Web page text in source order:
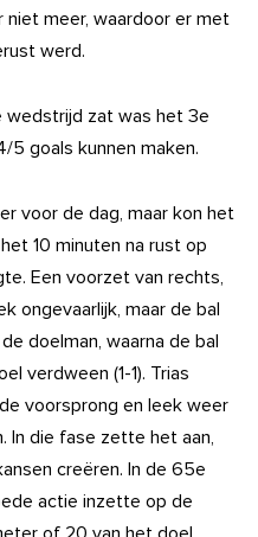
meer, waardoor er met
werd.
zat was het 3e
goals kunnen maken.
voor de dag, maar kon het
10 minuten na rust op
Een voorzet van rechts,
ongevaarlijk, maar de bal
doelman, waarna de bal
verdween (1-1). Trias
voorsprong en leek weer
In die fase zette het aan,
creëren. In de 65e
actie inzette op de